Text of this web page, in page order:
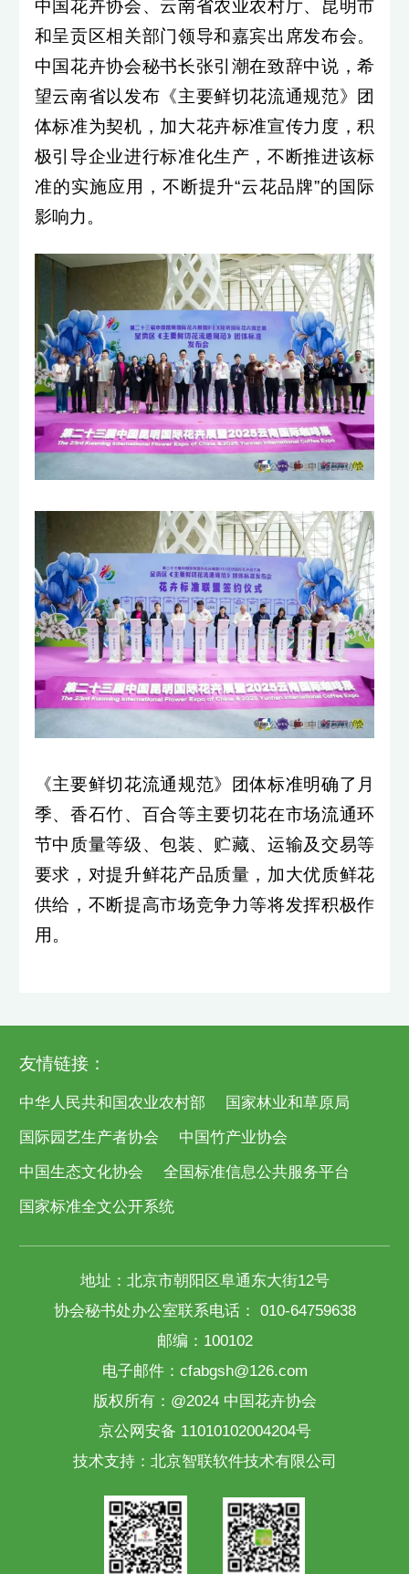
中国花卉协会、云南省农业农村厅、昆明市
和呈贡区相关部门领导和嘉宾出席发布会。
中国花卉协会秘书长张引潮在致辞中说，希
望云南省以发布《主要鲜切花流通规范》团
体标准为契机，加大花卉标准宣传力度，积
极引导企业进行标准化生产，不断推进该标
准的实施应用，不断提升“云花品牌”的国际
影响力。
《主要鲜切花流通规范》团体标准明确了月
季、香石竹、百合等主要切花在市场流通环
节中质量等级、包装、贮藏、运输及交易等
要求，对提升鲜花产品质量，加大优质鲜花
供给，不断提高市场竞争力等将发挥积极作
用。
友情链接：
中华人民共和国农业农村部
国家林业和草原局
国际园艺生产者协会
中国竹产业协会
中国生态文化协会
全国标准信息公共服务平台
国家标准全文公开系统
地址：北京市朝阳区阜通东大街12号
协会秘书处办公室联系电话： 010-64759638
邮编：100102
电子邮件：cfabgsh@126.com
版权所有：@2024 中国花卉协会
京公网安备 11010102004204号
技术支持： 北京智联软件技术有限公司